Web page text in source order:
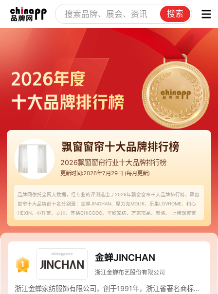
搜索
飘窗窗帘十大品牌排行榜
2026飘窗窗帘行业十大品牌排行榜
更新时间:2026年7月29日 (每月更新)
品牌网依托全网大数据，经专业的评测选出了2026年飘窗窗帘十大品牌排行榜，飘窗
窗帘十大品牌前十名分别是：金蝉JINCHAN、摩力克MOLIK、乐巢LOVHOME、和心
HEXIN、小轩窗、立川、其格CHICOOO、华欣家纺、万家帘品、紫洺。 上榜飘窗窗
作为选购参考，您可以多比较，选择自己满意的品牌！
金蝉JINCHAN
浙江金蝉布艺股份有限公司
浙江金蝉家纺服饰有限公司，创于1991年，浙江省著名商标，浙江省名牌产品，首创窗纱喷花工艺，国内窗帘行业领先的生产制造商和销售商。